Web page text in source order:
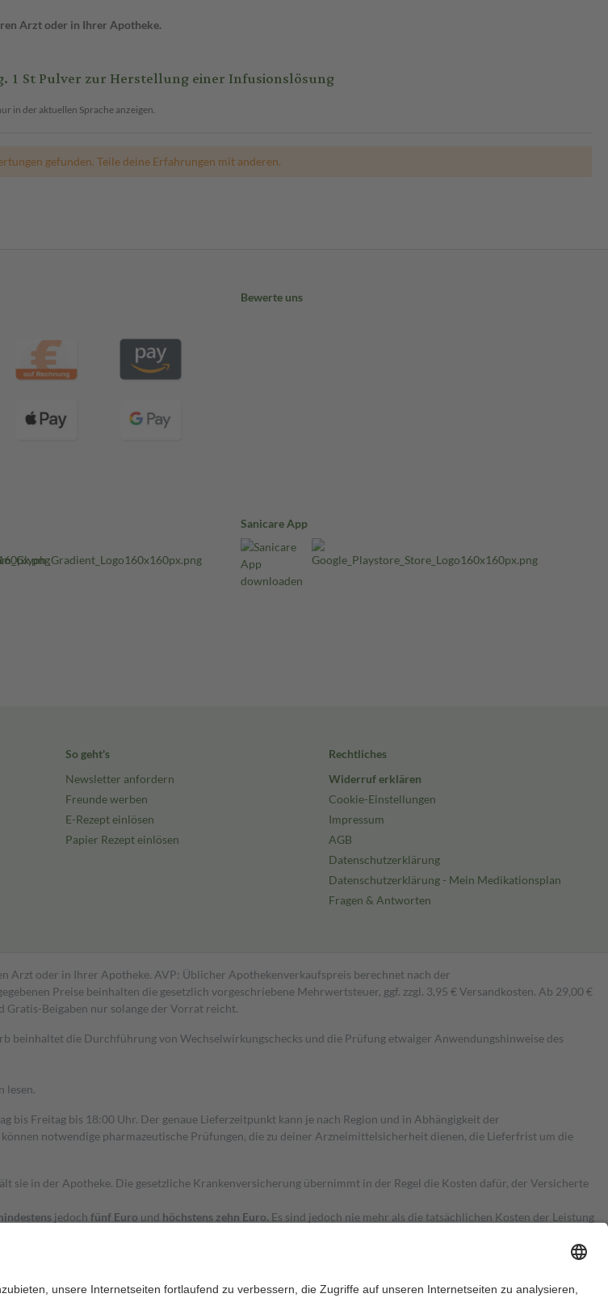
Arzt oder in Ihrer Apotheke.
1 St Pulver zur Herstellung einer Infusionslösung
in der aktuellen Sprache anzeigen.
gefunden. Teile deine Erfahrungen mit anderen.
Bewerte uns
Sanicare App
So geht's
Newsletter anfordern
Freunde werben
E-Rezept einlösen
Papier Rezept einlösen
Rechtliches
Widerruf erklären
Cookie-Einstellungen
Impressum
AGB
Datenschutzerklärung
Datenschutzerklärung - Mein Medikationsplan
Fragen & Antworten
Arzt oder in Ihrer Apotheke. AVP: Üblicher Apothekenverkaufspreis berechnet nach der
Preise beinhalten die gesetzlich vorgeschriebene Mehrwertsteuer, ggf. zzgl. 3,95 € Versandkosten. Ab 29,00 €
Beigaben nur solange der Vorrat reicht.
die Durchführung von Wechselwirkungschecks und die Prüfung etwaiger Anwendungshinweise des
lesen.
Freitag bis 18:00 Uhr. Der genaue Lieferzeitpunkt kann je nach Region und in Abhängigkeit der
notwendige pharmazeutische Prüfungen, die zu deiner Arzneimittelsicherheit dienen, die Lieferfrist um die
in der Apotheke. Die gesetzliche Krankenversicherung übernimmt in der Regel die Kosten dafür, der Versicherte
jedoch fünf Euro und höchstens zehn Euro. Es sind jedoch nie mehr als die tatsächlichen Kosten der Leistung
Stellung der Familie zu unterstützen, fallenkeine Zuzahlungen an bei: